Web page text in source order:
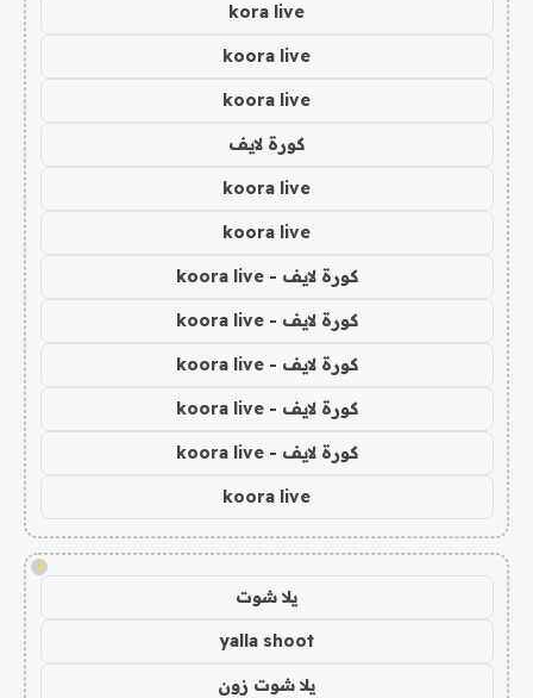
kora live
koora live
koora live
كورة لايف
koora live
koora live
كورة لايف - koora live
كورة لايف - koora live
كورة لايف - koora live
كورة لايف - koora live
كورة لايف - koora live
koora live
!
يلا شوت
yalla shoot
يلا شوت زون